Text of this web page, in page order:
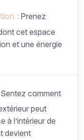
: Prenez
cet espace
et une énergie
Sentez comment
peut
à l’intérieur de
devient